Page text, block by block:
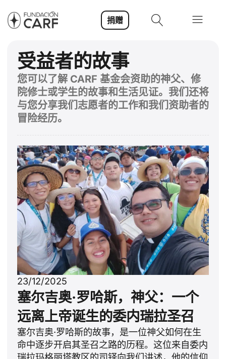
捐赠
受益者的故事
您可以了解 CARF 基金会资助的神父、修
院修士或学生的故事和生活见证。我们还将
与您分享我们志愿者的工作和我们资助者的
冒险经历。
23/12/2025
塞尔吉奥·罗哈斯，神父：一个
远离上帝诞生的委内瑞拉圣召
塞尔吉奥·罗哈斯的故事，是一位神父如何在生
命中逐步开启其圣召之路的历程。这位来自委内